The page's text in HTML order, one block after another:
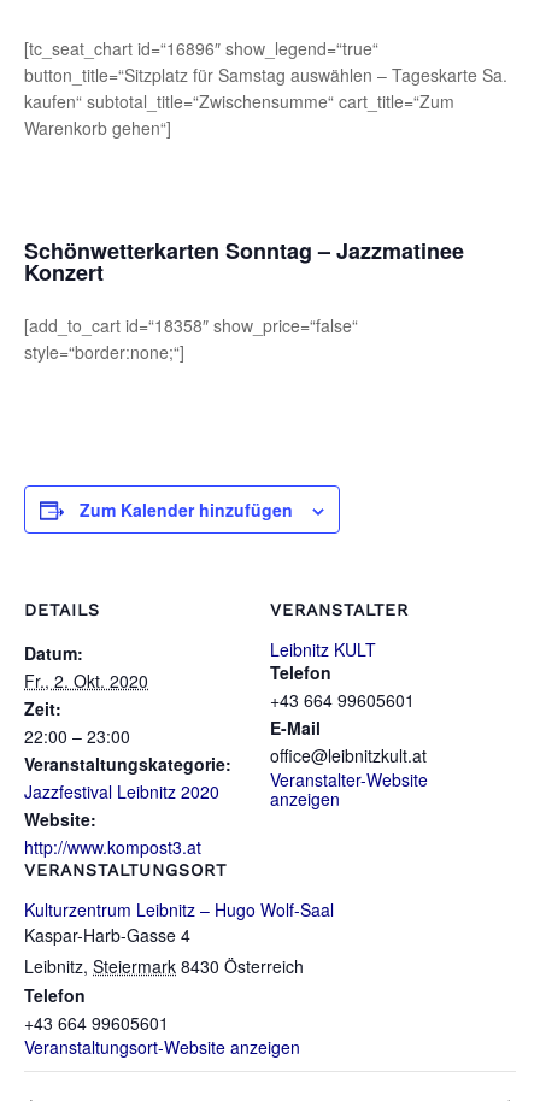
[tc_seat_chart id=“16896″ show_legend=“true“
button_title=“Sitzplatz für Samstag auswählen – Tageskarte Sa.
kaufen“ subtotal_title=“Zwischensumme“ cart_title=“Zum
Warenkorb gehen“]
Schönwetterkarten Sonntag– Jazzmatinee
Konzert
[add_to_cart id=“18358″ show_price=“false“
style=“border:none;“]
Zum Kalender hinzufügen
DETAILS
Datum:
Fr., 2. Okt. 2020
Zeit:
22:00 – 23:00
Veranstaltungskategorie:
Jazzfestival Leibnitz 2020
Website:
http://www.kompost3.at
VERANSTALTUNGSORT
Kulturzentrum Leibnitz – Hugo Wolf-Saal
Kaspar-Harb-Gasse 4
Leibnitz, Steiermark 8430 Österreich
Telefon
‭+43 664 99605601
Veranstaltungsort-Website anzeigen
VERANSTALTER
Leibnitz KULT
Telefon
+43 664 99605601
E-Mail
office@leibnitzkult.at
Veranstalter-Website
anzeigen